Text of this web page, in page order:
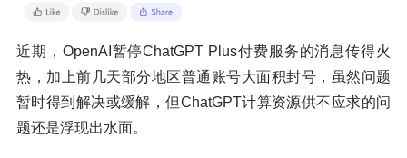
近期，OpenAI暂停ChatGPT Plus付费服务的消息传得火
热，加上前几天部分地区普通账号大面积封号，虽然问题
暂时得到解决或缓解，但ChatGPT计算资源供不应求的问
题还是浮现出水面。